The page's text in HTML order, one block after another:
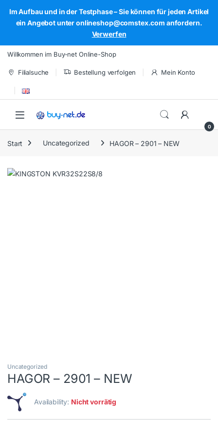
Im Aufbau und in der Testphase – Sie können für jeden Artikel
ein Angebot unter onlineshop@comstex.com anfordern.
Verwerfen
Skip to navigation
Skip to content
Willkommen im Buy-net Online-Shop
Filialsuche Bestellung verfolgen Mein Konto
Open
0
Start Uncategorized HAGOR – 2901 – NEW
Uncategorized
HAGOR – 2901 – NEW
Availability: Nicht vorrätig